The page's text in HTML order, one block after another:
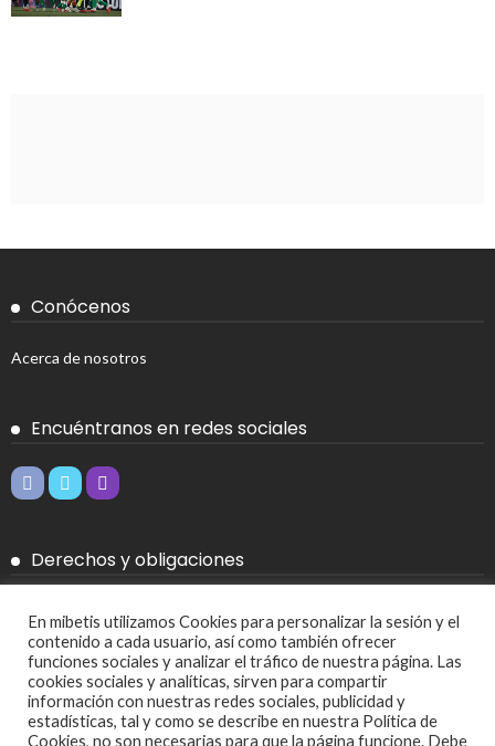
Conócenos
Acerca de nosotros
Encuéntranos en redes sociales
Derechos y obligaciones
Política de Cookies
Política de privacidad
En mibetis utilizamos Cookies para personalizar la sesión y el
contenido a cada usuario, así como también ofrecer
funciones sociales y analizar el tráfico de nuestra página. Las
cookies sociales y analíticas, sirven para compartir
información con nuestras redes sociales, publicidad y
estadísticas, tal y como se describe en nuestra Política de
Cookies, no son necesarias para que la página funcione. Debe